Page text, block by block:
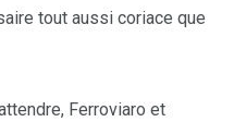
tout aussi coriace que
Ferroviaro et